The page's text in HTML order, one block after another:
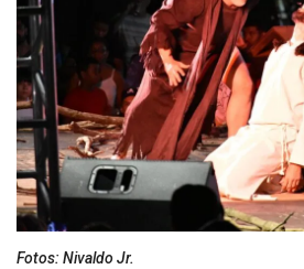
Fotos: Nivaldo Jr.